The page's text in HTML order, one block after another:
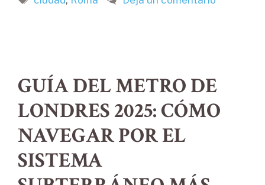
GUÍA DEL METRO DE
LONDRES 2025: CÓMO
NAVEGAR POR EL
SISTEMA